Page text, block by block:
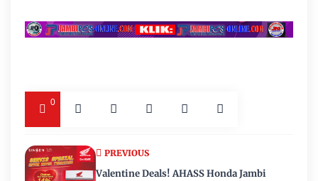
0
PREVIOUS
Valentine Deals! AHASS Honda Jambi